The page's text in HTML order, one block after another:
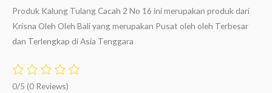
Produk Kalung Tulang Cacah 2 No 16 ini merupakan produk dari
Krisna Oleh Oleh Bali yang merupakan Pusat oleh oleh Terbesar
dan Terlengkap di Asia Tenggara
0/5 (0 Reviews)